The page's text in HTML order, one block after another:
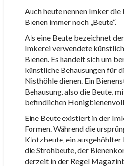
Auch heute nennen Imker die
Bienen immer noch „Beute“.
Als eine Beute bezeichnet
Imkerei verwendete
Bienen. Es handelt sich um
künstliche Behausungen für
Nisthöhle dienen. Ein
Behausung, also die Beute,
befindlichen
Eine Beute existiert in der
Formen. Während die
Klotzbeute, ein ausgehöhlter
die Strohbeute, der
derzeit in der Regel